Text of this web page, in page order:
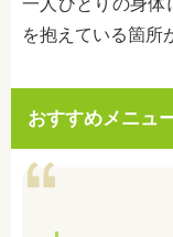
を抱えている箇所
おすすめメニュ